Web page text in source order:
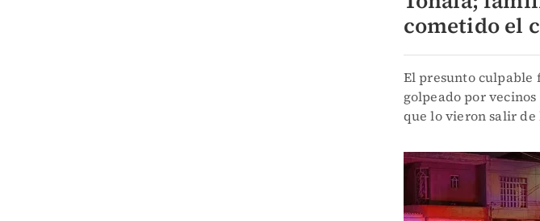
cometido el
El presunto culpable
golpeado por
que lo vieron salir